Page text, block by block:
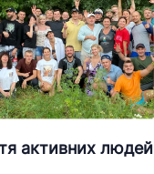
активних людей